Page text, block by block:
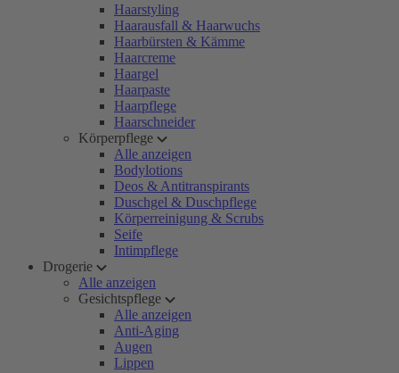
Haarstyling
Haarausfall & Haarwuchs
Haarbürsten & Kämme
Haarcreme
Haargel
Haarpaste
Haarpflege
Haarschneider
Körperpflege
Alle anzeigen
Bodylotions
Deos & Antitranspirants
Duschgel & Duschpflege
Körperreinigung & Scrubs
Seife
Intimpflege
Drogerie
Alle anzeigen
Gesichtspflege
Alle anzeigen
Anti-Aging
Augen
Lippen